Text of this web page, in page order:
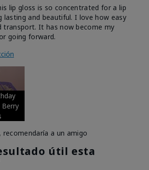
lip gloss is so concentrated for a lip
lasting and beautiful. I love how easy
transport. It has now become my
going forward.
recomendaría a un amigo
útil esta